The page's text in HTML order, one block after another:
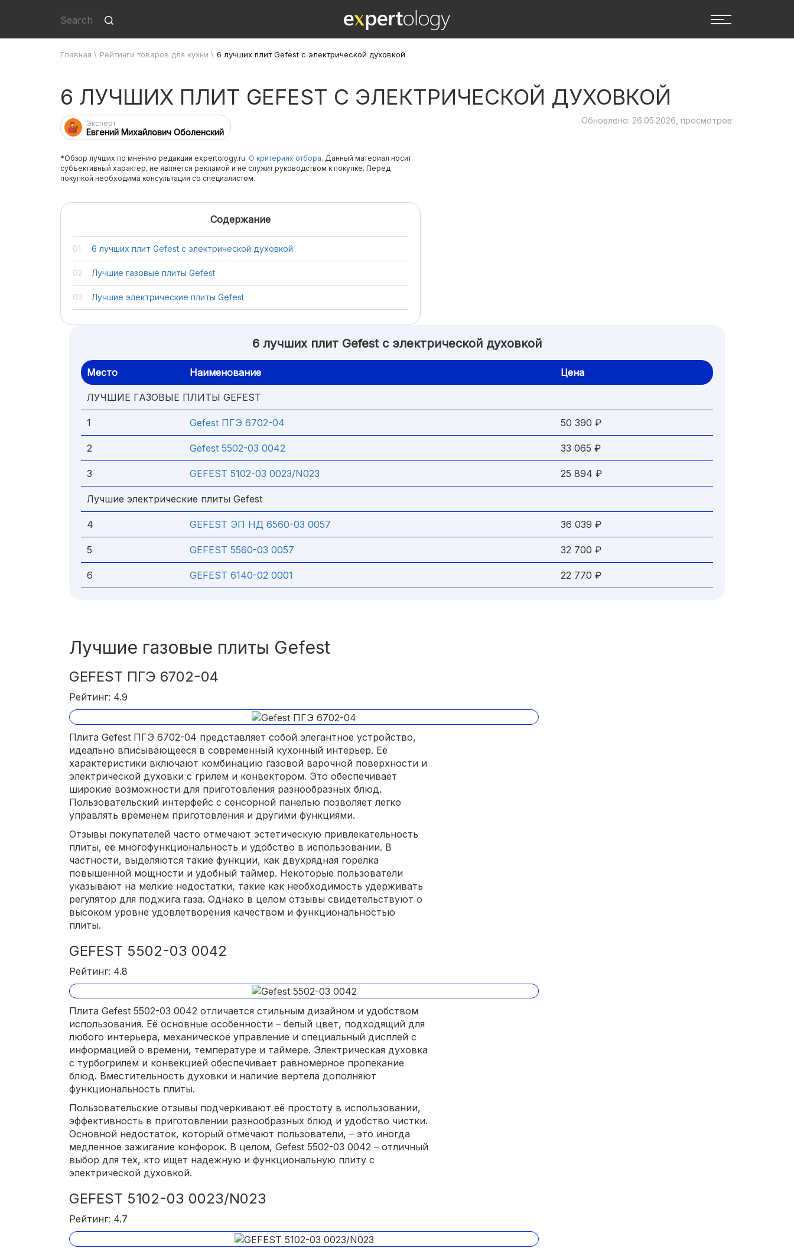
Главная \ Рейтинги товаров для кухни \ 6 лучших плит Gefest с электрической духовкой
6 ЛУЧШИХ ПЛИТ GEFEST С ЭЛЕКТРИЧЕСКОЙ ДУХОВКОЙ
Эксперт
Евгений Михайлович Оболенский
Обновлено: 26.05.2026, просмотров:
*Обзор лучших по мнению редакции expertology.ru. О критериях отбора. Данный материал носит
субъективный характер, не является рекламой и не служит руководством к покупке. Перед
покупкой необходима консультация со специалистом.
Содержание
6 лучших плит Gefest с электрической духовкой
Лучшие газовые плиты Gefest
Лучшие электрические плиты Gefest
6 лучших плит Gefest с электрической духовкой
Место Наименование Цена
ЛУЧШИЕ ГАЗОВЫЕ ПЛИТЫ GEFEST
1 Gefest ПГЭ 6702-04 50 390 ₽
2 Gefest 5502-03 0042 33 065 ₽
3 GEFEST 5102-03 0023/N023 25 894 ₽
Лучшие электрические плиты Gefest
4 GEFEST ЭП НД 6560-03 0057 36 039 ₽
5 GEFEST 5560-03 0057 32 700 ₽
6 GEFEST 6140-02 0001 22 770 ₽
Лучшие газовые плиты Gefest
GEFEST ПГЭ 6702-04
Рейтинг: 4.9
Плита Gefest ПГЭ 6702-04 представляет собой элегантное устройство,
идеально вписывающееся в современный кухонный интерьер. Её
характеристики включают комбинацию газовой варочной поверхности и
электрической духовки с грилем и конвектором. Это обеспечивает
широкие возможности для приготовления разнообразных блюд.
Пользовательский интерфейс с сенсорной панелью позволяет легко
управлять временем приготовления и другими функциями.
Отзывы покупателей часто отмечают эстетическую привлекательность
плиты, её многофункциональность и удобство в использовании. В
частности, выделяются такие функции, как двухрядная горелка
повышенной мощности и удобный таймер. Некоторые пользователи
указывают на мелкие недостатки, такие как необходимость удерживать
регулятор для поджига газа. Однако в целом отзывы свидетельствуют о
высоком уровне удовлетворения качеством и функциональностью
плиты.
GEFEST 5502-03 0042
Рейтинг: 4.8
Плита Gefest 5502-03 0042 отличается стильным дизайном и удобством
использования. Её основные особенности – белый цвет, подходящий для
любого интерьера, механическое управление и специальный дисплей с
информацией о времени, температуре и таймере. Электрическая духовка
с турбогрилем и конвекцией обеспечивает равномерное пропекание
блюд. Вместительность духовки и наличие вертела дополняют
функциональность плиты.
Пользовательские отзывы подчеркивают её простоту в использовании,
эффективность в приготовлении разнообразных блюд и удобство чистки.
Основной недостаток, который отмечают пользователи, – это иногда
медленное зажигание конфорок. В целом, Gefest 5502-03 0042 – отличный
выбор для тех, кто ищет надежную и функциональную плиту с
электрической духовкой.
GEFEST 5102-03 0023/N023
Рейтинг: 4.7